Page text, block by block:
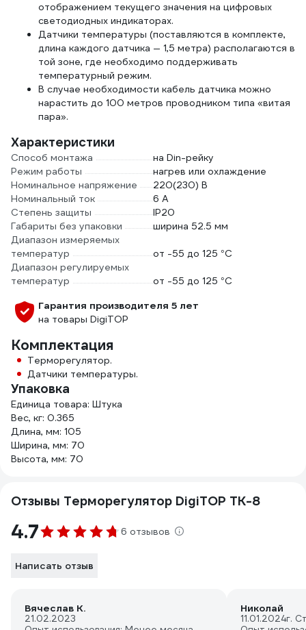
отображением текущего значения на цифровых
светодиодных индикаторах.
Датчики температуры (поставляются в комплекте,
длина каждого датчика — 1,5 метра) располагаются в
той зоне, где необходимо поддерживать
температурный режим.
В случае необходимости кабель датчика можно
нарастить до 100 метров проводником типа «витая
пара».
Характеристики
Способ монтажа
на Din-рейку
Режим работы
нагрев или охлаждение
Номинальное напряжение
220(230) В
Номинальный ток
6 А
Степень защиты
IP20
Габариты без упаковки
ширина 52.5 мм
Диапазон измеряемых
температур
от -55 до 125 °С
Диапазон регулируемых
температур
от -55 до 125 °С
Гарантия производителя 5 лет
на товары DigiTOP
Комплектация
Терморегулятор.
Датчики температуры.
Упаковка
Единица товара: Штука
Вес, кг: 0.365
Длина, мм: 105
Ширина, мм: 70
Высота, мм: 70
Отзывы Терморегулятор DigiTOP ТК-8
4.7 6 отзывов
Написать отзыв
Вячеслав К.
21.02.2023
Николай
11.01.2024г.